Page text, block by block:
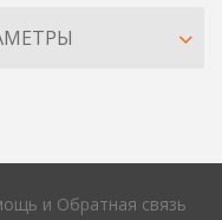
и Обратная связь